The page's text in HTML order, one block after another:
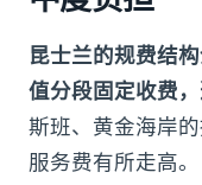
昆士兰的规费结
值分段固定收费
斯班、黄金海岸
服务费有所走高。